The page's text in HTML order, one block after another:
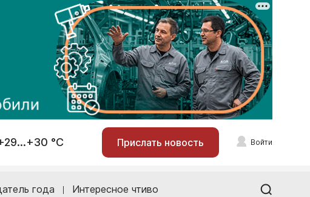
°С Прислать новость Войти
года Интересное чтиво